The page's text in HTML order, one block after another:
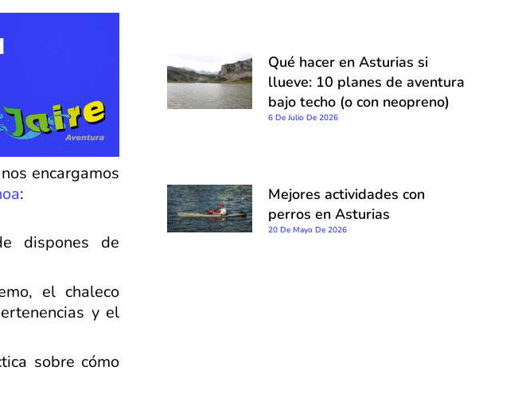
encargamos
:
dispones de
el chaleco
y el
sobre cómo
Qué hacer en Asturias si
llueve: 10 planes de aventura
bajo techo (o con neopreno)
6 De Julio De 2026
Mejores actividades con
perros en Asturias
20 De Mayo De 2026